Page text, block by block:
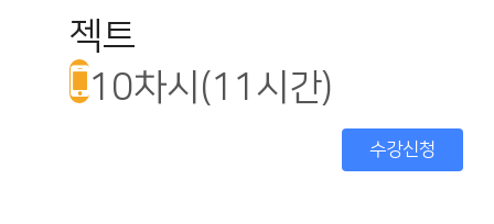
젝트
10차시(11시간)
수강신청